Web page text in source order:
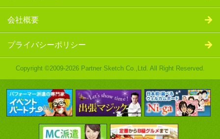
会社概要
プライバシーポリシー
Copyright ©2009-2026 Partner Sketch Co.,Ltd. All Right Reserved.